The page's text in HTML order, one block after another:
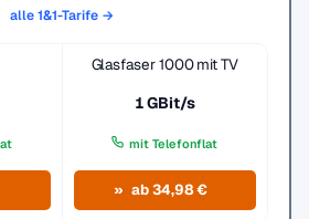
alle 1&1-Tarife →
Glasfaser 1000 mit TV
1 GBit/s
mit Telefonflat
ab 34,98 €